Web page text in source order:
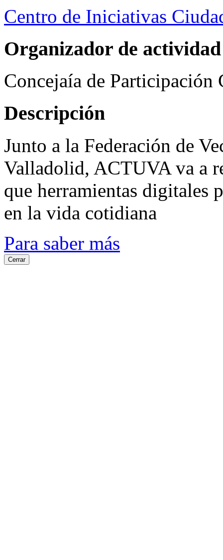
Centro de Iniciativas
Organizador de actividad
Concejaía de Participación
Descripción
Junto a la Federación de
Valladolid, ACTUVA va a
que herramientas digitales
en la vida cotidiana
Para saber más
Cerrar